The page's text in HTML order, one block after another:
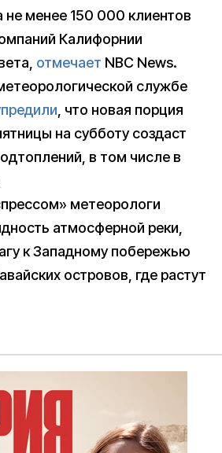
менее 150 000 клиентов
Калифорнии
отмечает NBC News.
службе
, что новая порция
на субботу создаст
в том числе в
метеорологи
атмосферной реки,
к Западному побережью
островов, где растут